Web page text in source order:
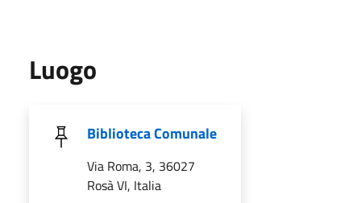
Luogo
Biblioteca Comunale
Via Roma, 3, 36027
Rosà VI, Italia